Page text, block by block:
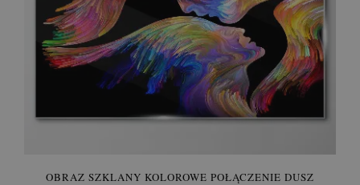
OBRAZ SZKLANY KOLOROWE POŁĄCZENIE DUSZ